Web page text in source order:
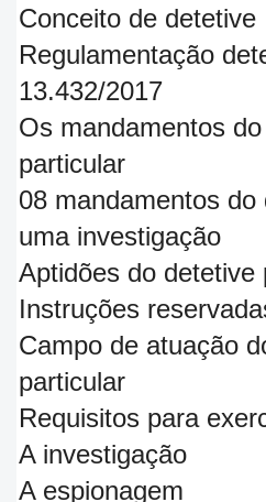
Conceito de detetive
Regulamentação
13.432/2017
Os mandamentos
particular
08 mandamentos
uma investigação
Aptidões do detetive
Instruções
Campo de atuação
particular
Requisitos para
A investigação
A espionagem